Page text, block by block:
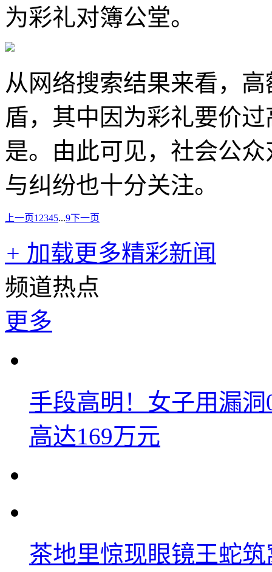
为彩礼对簿公堂。
从网络搜索结果来看，
盾，其中因为彩礼要价
是。由此可见，社会公
与纠纷也十分关注。
上一页1 2345...9下一页
+ 加载更多精彩新闻
频道热点
更多
手段高明！女子用漏
高达169万元
茶地里惊现眼镜王蛇